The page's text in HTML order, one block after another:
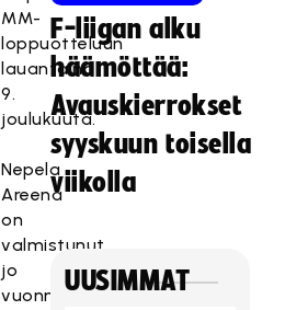
MM-
loppuotteluun
lauantaina
9.
joulukuuta.
Nepela
Areena
on
valmistunut
jo
vuonna
F-liigan alku
häämöttää:
Avauskierrokset
syyskuun toisella
viikolla
UUSIMMAT